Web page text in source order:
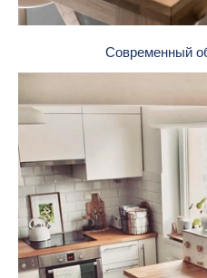
Современный